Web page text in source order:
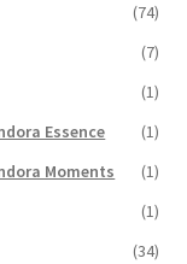
(74)
(7)
(1)
Essence
(1)
Moments
(1)
(1)
(34)